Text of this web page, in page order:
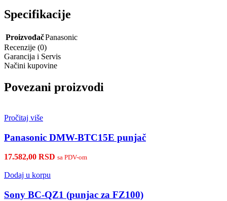
Specifikacije
ProizvođačPanasonic
Recenzije (0)
Garancija i Servis
Načini kupovine
Povezani proizvodi
Pročitaj više
Panasonic DMW-BTC15E punjač
17.582,00 RSD sa PDV-om
Dodaj u korpu
Sony BC-QZ1 (punjac za FZ100)